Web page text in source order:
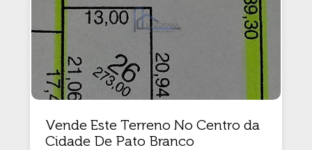
Vende Este Terreno No Centro da
Cidade De Pato Branco